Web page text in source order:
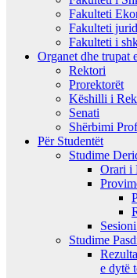
Fakulteti
Fakulteti
Fakulteti i
Organet dhe trupat
Rektori
Prorektorët
Këshilli i
Senati
Shërbimi
Për Studentët
Studime
Orari i
Studime
e dytë